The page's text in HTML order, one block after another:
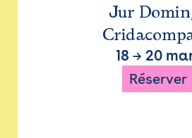
Jur
18 → 20
Réserver